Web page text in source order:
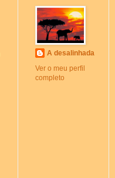
A desalinhada
Ver o meu perfil
completo